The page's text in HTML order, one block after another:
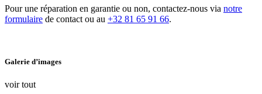
Pour une réparation en garantie ou non, contactez-nous via notre
formulaire de contact ou au +32 81 65 91 66.
Galerie d’images
voir tout